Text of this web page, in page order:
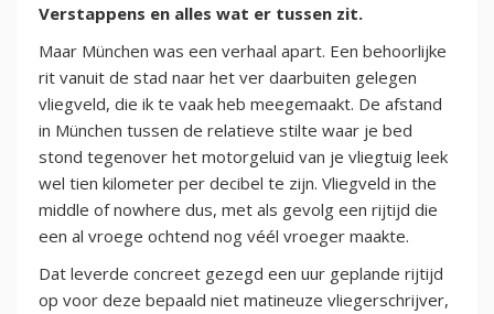
Verstappens en alles wat er tussen zit.
Maar München was een verhaal apart. Een behoorlijke
rit vanuit de stad naar het ver daarbuiten gelegen
vliegveld, die ik te vaak heb meegemaakt. De afstand
in München tussen de relatieve stilte waar je bed
stond tegenover het motorgeluid van je vliegtuig leek
wel tien kilometer per decibel te zijn. Vliegveld in the
middle of nowhere dus, met als gevolg een rijtijd die
een al vroege ochtend nog véél vroeger maakte.
Dat leverde concreet gezegd een uur geplande rijtijd
op voor deze bepaald niet matineuze vliegerschrijver,